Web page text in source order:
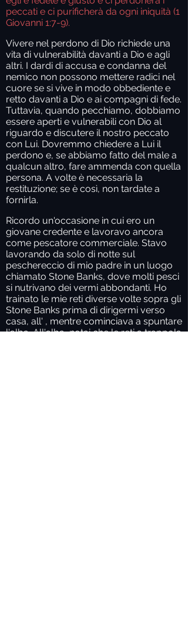
peccati e ci purificherà da ogni iniquità (1
Giovanni 1:7-9).
Vivere nel perdono di Dio richiede una
vita di vulnerabilità davanti a Dio e agli
altri. I dardi di accusa e condanna del
nemico non possono mettere radici nel
cuore se si vive in modo obbediente e
retto davanti a Dio e ai compagni di fede.
Tuttavia, quando pecchiamo, dobbiamo
essere aperti e vulnerabili con Dio al
riguardo e discutere il nostro peccato
con Lui. Dovremmo chiedere a Lui il
perdono e, se abbiamo fatto del male a
qualcun altro, fare ammenda con quella
persona. A volte è necessaria la
restituzione; se è così, non tardate a
fornirla.
Ricordo un'occasione in cui ero un
giovane credente e lavoravo ancora
come pescatore commerciale. Stavo
lavorando da solo di notte sul
peschereccio di mio padre in un luogo
chiamato Stone Banks, dove molti pesci
si nutrivano dei vermi abbondanti. Ho
trainato le mie reti diverse volte sopra gli
Stone Banks prima di dirigermi verso
casa, all' , mentre cominciava a spuntare
l'alba. All'alba, notai che le reti a trappola